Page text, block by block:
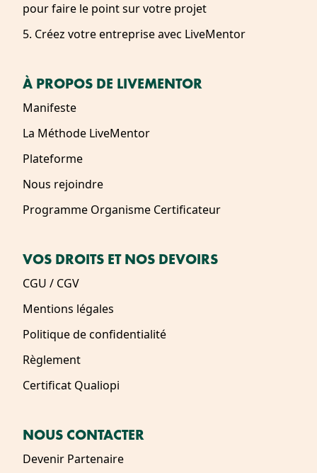
pour faire le point sur votre projet
5. Créez votre entreprise avec LiveMentor
À PROPOS DE LIVEMENTOR
Manifeste
La Méthode LiveMentor
Plateforme
Nous rejoindre
Programme Organisme Certificateur
VOS DROITS ET NOS DEVOIRS
CGU / CGV
Mentions légales
Politique de confidentialité
Règlement
Certificat Qualiopi
NOUS CONTACTER
Devenir Partenaire